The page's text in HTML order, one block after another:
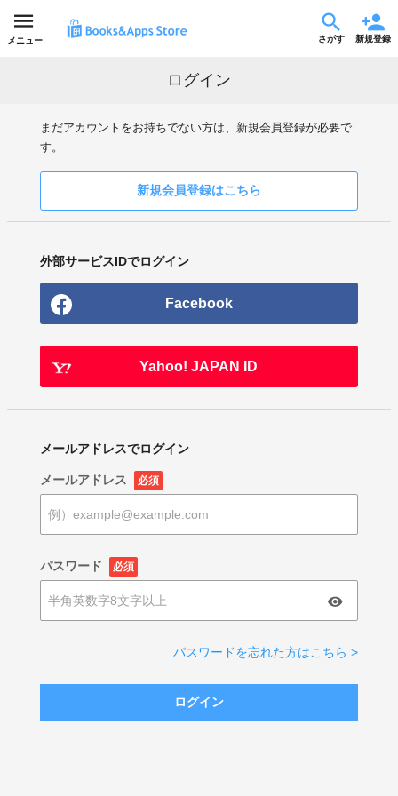
メニュー さがす 新規登録
ログイン
まだアカウントをお持ちでない方は、新規会員登録が必要で
す。
新規会員登録はこちら
外部サービスIDでログイン
Facebook
Yahoo! JAPAN ID
メールアドレスでログイン
メールアドレス 必須
パスワード 必須
パスワードを忘れた方はこちら >
ログイン